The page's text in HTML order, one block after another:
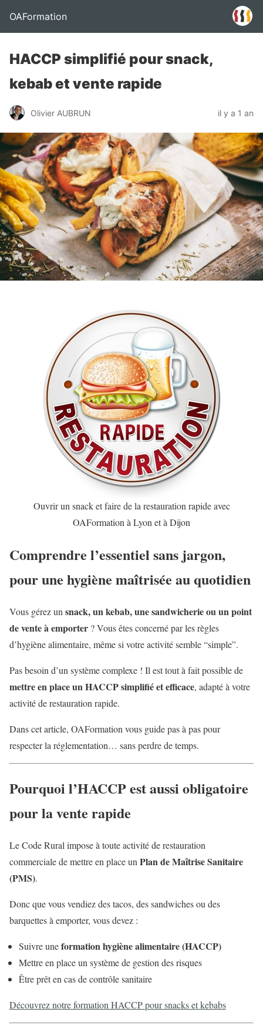
OAFormation
HACCP simplifié pour snack,
kebab et vente rapide
Olivier AUBRUN il y a 1 an
Ouvrir un snack et faire de la restauration rapide avec
OAFormation à Lyon et à Dijon
Comprendre l’essentiel sans jargon,
pour une hygiène maîtrisée au quotidien
Vous gérez un snack, un kebab, une sandwicherie ou un point
de vente à emporter ? Vous êtes concerné par les règles
d’hygiène alimentaire, même si votre activité semble “simple”.
Pas besoin d’un système complexe ! Il est tout à fait possible de
mettre en place un HACCP simplifié et efficace, adapté à votre
activité de restauration rapide.
Dans cet article, OAFormation vous guide pas à pas pour
respecter la réglementation… sans perdre de temps.
Pourquoi l’HACCP est aussi obligatoire
pour la vente rapide
Le Code Rural impose à toute activité de restauration
commerciale de mettre en place un Plan de Maîtrise Sanitaire
(PMS).
Donc que vous vendiez des tacos, des sandwiches ou des
barquettes à emporter, vous devez :
Suivre uneformation hygiène alimentaire (HACCP)
Mettre en place un système de gestion des risques
Être prêt en cas de contrôle sanitaire
Découvrez notre formation HACCP pour snacks et kebabs